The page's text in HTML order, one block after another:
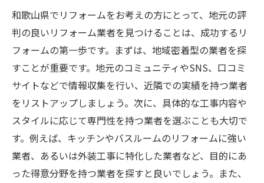
和歌山県でリフォームをお考えの方にとって、地元の評
判の良いリフォーム業者を見つけることは、成功するリ
フォームの第一歩です。まずは、地域密着型の業者を探
すことが重要です。地元のコミュニティやSNS、口コミ
サイトなどで情報収集を行い、近隣での実績を持つ業者
をリストアップしましょう。次に、具体的な工事内容や
スタイルに応じて専門性を持つ業者を選ぶことも大切で
す。例えば、キッチンやバスルームのリフォームに強い
業者、あるいは外装工事に特化した業者など、目的にあ
った得意分野を持つ業者を探すと良いでしょう。また、